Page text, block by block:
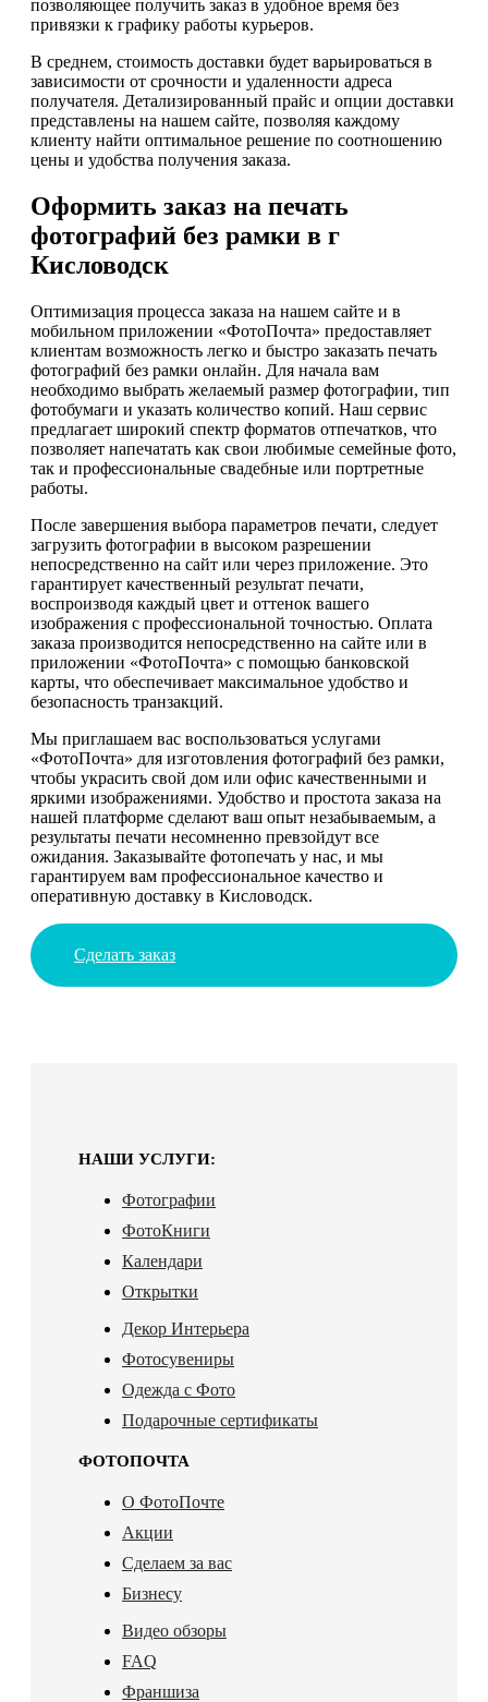
позволяющее получить заказ в удобное время без
привязки к графику работы курьеров.
В среднем, стоимость доставки будет варьироваться в
зависимости от срочности и удаленности адреса
получателя. Детализированный прайс и опции доставки
представлены на нашем сайте, позволяя каждому
клиенту найти оптимальное решение по соотношению
цены и удобства получения заказа.
Оформить заказ на печать
фотографий без рамки в г
Кисловодск
Оптимизация процесса заказа на нашем сайте и в
мобильном приложении «ФотоПочта» предоставляет
клиентам возможность легко и быстро заказать печать
фотографий без рамки онлайн. Для начала вам
необходимо выбрать желаемый размер фотографии, тип
фотобумаги и указать количество копий. Наш сервис
предлагает широкий спектр форматов отпечатков, что
позволяет напечатать как свои любимые семейные фото,
так и профессиональные свадебные или портретные
работы.
После завершения выбора параметров печати, следует
загрузить фотографии в высоком разрешении
непосредственно на сайт или через приложение. Это
гарантирует качественный результат печати,
воспроизводя каждый цвет и оттенок вашего
изображения с профессиональной точностью. Оплата
заказа производится непосредственно на сайте или в
приложении «ФотоПочта» с помощью банковской
карты, что обеспечивает максимальное удобство и
безопасность транзакций.
Мы приглашаем вас воспользоваться услугами
«ФотоПочта» для изготовления фотографий без рамки,
чтобы украсить свой дом или офис качественными и
яркими изображениями. Удобство и простота заказа на
нашей платформе сделают ваш опыт незабываемым, а
результаты печати несомненно превзойдут все
ожидания. Заказывайте фотопечать у нас, и мы
гарантируем вам профессиональное качество и
оперативную доставку в Кисловодск.
Сделать заказ
НАШИ УСЛУГИ:
Фотографии
ФотоКниги
Календари
Открытки
Декор Интерьера
Фотосувениры
Одежда с Фото
Подарочные сертификаты
ФОТОПОЧТА
О ФотоПочте
Акции
Сделаем за вас
Бизнесу
Видео обзоры
FAQ
Франшиза